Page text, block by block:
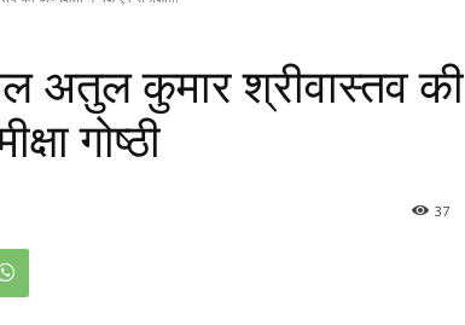
अतुल कुमार श्रीवास्तव की
गोष्ठी
37